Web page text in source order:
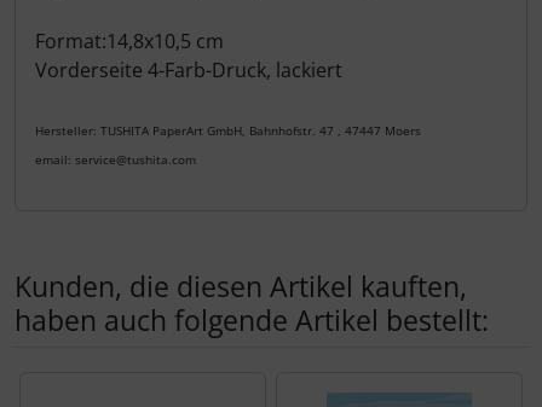
Format:14,8x10,5 cm
Vorderseite 4-Farb-Druck, lackiert
Hersteller: TUSHITA PaperArt GmbH, Bahnhofstr. 47 , 47447 Moers
email: service@tushita.com
Kunden, die diesen Artikel kauften,
haben auch folgende Artikel bestellt: